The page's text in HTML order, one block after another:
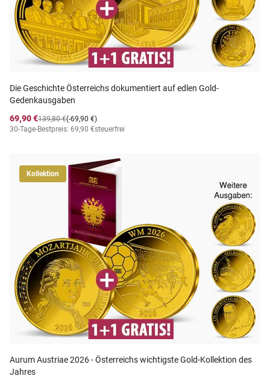
Die Geschichte Österreichs dokumentiert auf edlen Gold-
Gedenkausgaben
69,90 €
(-69,90 €)
139,80 €
30-Tage-Bestpreis: 69,90 €steuerfrei
Kollektion
Aurum Austriae 2026 - Österreichs wichtigste Gold-Kollektion des
Jahres